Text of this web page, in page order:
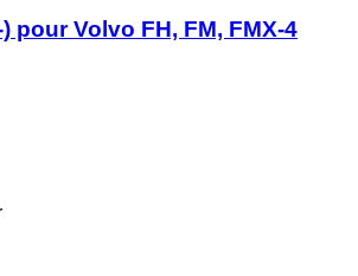
pour Volvo FH, FM, FMX-4